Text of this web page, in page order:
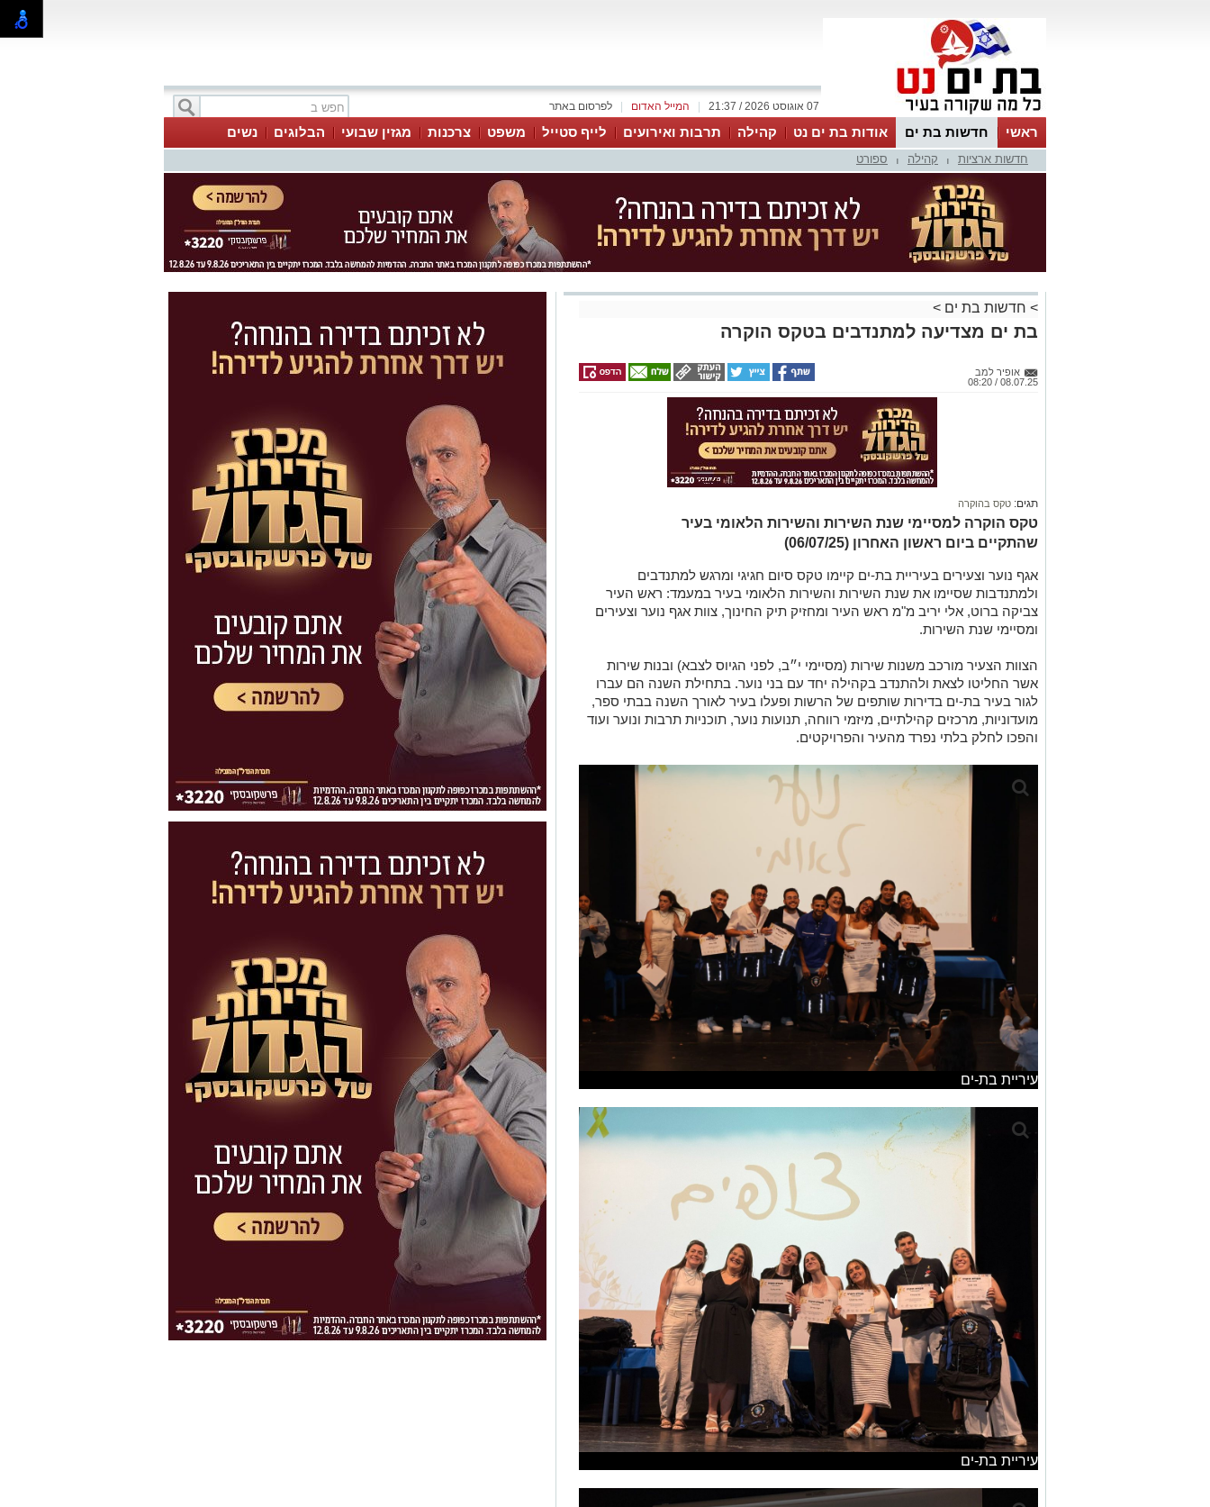
לפרסום באתר המייל האדום 07 אוגוסט 2026 / 21:37
ראשי חדשות בת ים אודות בת ים נט קהילה תרבות ואירועים לייף סטייל משפט צרכנות מגזין שבועי הבלוגים נשים
חדשות ארציות קהילה ספורט
> חדשות בת ים >
בת ים מצדיעה למתנדבים בטקס הוקרה
אופיר למב
08.07.25 / 08:20
תגים: טקס בהוקרה
טקס הוקרה למסיימי שנת השירות והשירות הלאומי בעיר
שהתקיים ביום ראשון האחרון (06/07/25)
אגף נוער וצעירים בעיריית בת-ים קיימו טקס סיום חגיגי ומרגש למתנדבים
ולמתנדבות שסיימו את שנת השירות והשירות הלאומי בעיר במעמד: ראש העיר
צביקה ברוט, אלי יריב מ"מ ראש העיר ומחזיק תיק החינוך, צוות אגף נוער וצעירים
ומסיימי שנת השירות.
הצוות הצעיר מורכב משנות שירות (מסיימי י״ב, לפני הגיוס לצבא) ובנות שירות
אשר החליטו לצאת ולהתנדב בקהילה יחד עם בני נוער. בתחילת השנה הם עברו
לגור בעיר בת-ים בדירות שותפים של הרשות ופעלו בעיר לאורך השנה בבתי ספר,
מועדוניות, מרכזים קהילתיים, מיזמי רווחה, תנועות נוער, תוכניות תרבות ונוער ועוד
והפכו לחלק בלתי נפרד מהעיר והפרויקטים.
עיריית בת-ים
עיריית בת-ים